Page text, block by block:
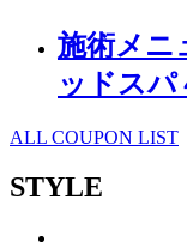
施術メニ
ッドスパ
ALL COUPON LIST
STYLE